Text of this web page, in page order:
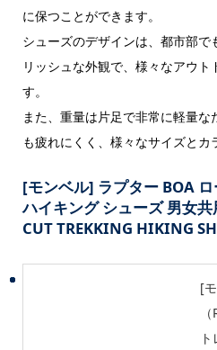
に保つことができます。
シューズのデザインは、都市部で
リッシュな外観で、様々なアウ
す。
また、重量は片足で非常に軽量
も疲れにくく、様々なサイズとカ
[モンベル] ラプター BOA
ハイキング シューズ 男女
CUT TREKKING HIKING
[